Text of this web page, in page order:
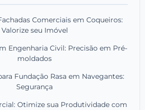
Comerciais em Coqueiros:
Valorize seu Imóvel
Engenharia Civil: Precisão em Pré-
moldados
Fundação Rasa em Navegantes:
Segurança
Otimize sua Produtividade com